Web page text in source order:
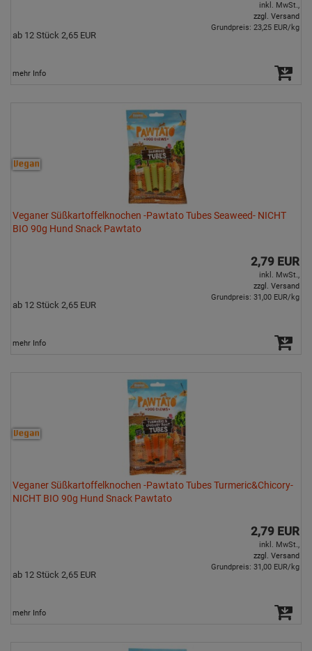
inkl. MwSt.,
zzgl. Versand
ab 12 Stück 2,65 EUR
Grundpreis: 23,25 EUR/kg
mehr Info
Veganer Süßkartoffelknochen -Pawtato Tubes Seaweed- NICHT
BIO 90g Hund Snack Pawtato
2,79 EUR
inkl. MwSt.,
zzgl. Versand
ab 12 Stück 2,65 EUR
Grundpreis: 31,00 EUR/kg
mehr Info
Veganer Süßkartoffelknochen -Pawtato Tubes Turmeric&Chicory-
NICHT BIO 90g Hund Snack Pawtato
2,79 EUR
inkl. MwSt.,
zzgl. Versand
ab 12 Stück 2,65 EUR
Grundpreis: 31,00 EUR/kg
mehr Info